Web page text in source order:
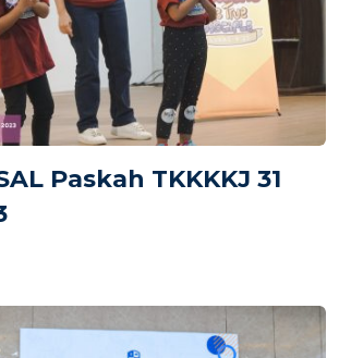
Paskah TKKKKJ 31